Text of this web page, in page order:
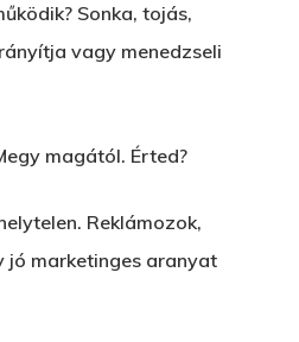
Sonka, tojás,
vagy menedzseli
magától. Érted?
Reklámozok,
jó marketinges aranyat